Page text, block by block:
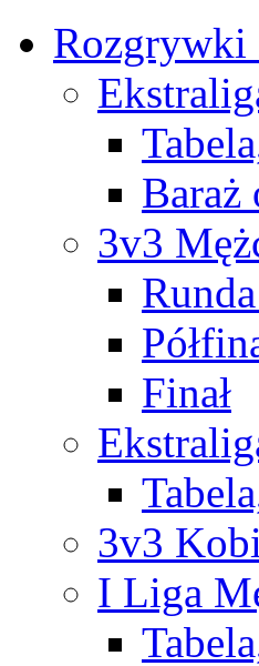
Rozgrywki
Baraż
3v3
Finał
3v3
I Liga